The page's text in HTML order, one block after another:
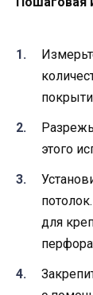
этого
для